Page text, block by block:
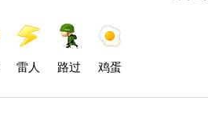
雷人 路过 鸡蛋